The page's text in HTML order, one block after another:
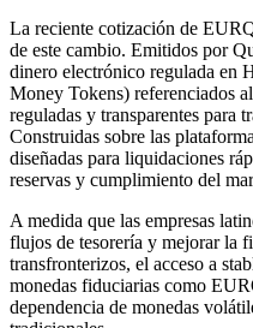
La reciente cotización de
de este cambio. Emitidos por
dinero electrónico regulada en
Money Tokens) referenciados
reguladas y transparentes para
Construidas sobre las
diseñadas para liquidaciones
reservas y cumplimiento del
A medida que las empresas
flujos de tesorería y mejorar la
transfronterizos, el acceso a
monedas fiduciarias como
dependencia de monedas